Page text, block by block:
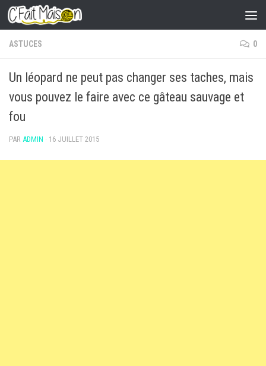
Skip to content
ASTUCES 0
Un léopard ne peut pas changer ses taches, mais
vous pouvez le faire avec ce gâteau sauvage et
fou
PAR ADMIN · 16 JUILLET 2015